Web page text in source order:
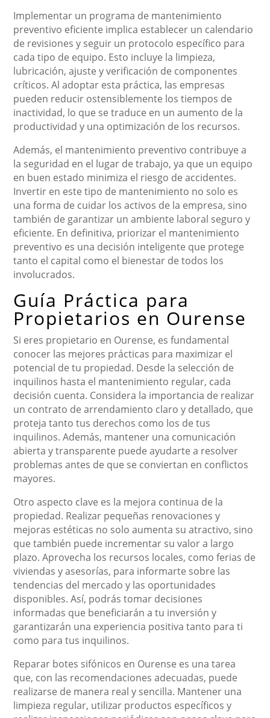
Implementar un programa de mantenimiento
preventivo eficiente implica establecer un calendario
de revisiones y seguir un protocolo específico para
cada tipo de equipo. Esto incluye la limpieza,
lubricación, ajuste y verificación de componentes
críticos. Al adoptar esta práctica, las empresas
pueden reducir ostensiblemente los tiempos de
inactividad, lo que se traduce en un aumento de la
productividad y una optimización de los recursos.
Además, el mantenimiento preventivo contribuye a
la seguridad en el lugar de trabajo, ya que un equipo
en buen estado minimiza el riesgo de accidentes.
Invertir en este tipo de mantenimiento no solo es
una forma de cuidar los activos de la empresa, sino
también de garantizar un ambiente laboral seguro y
eficiente. En definitiva, priorizar el mantenimiento
preventivo es una decisión inteligente que protege
tanto el capital como el bienestar de todos los
involucrados.
Guía Práctica para
Propietarios en Ourense
Si eres propietario en Ourense, es fundamental
conocer las mejores prácticas para maximizar el
potencial de tu propiedad. Desde la selección de
inquilinos hasta el mantenimiento regular, cada
decisión cuenta. Considera la importancia de realizar
un contrato de arrendamiento claro y detallado, que
proteja tanto tus derechos como los de tus
inquilinos. Además, mantener una comunicación
abierta y transparente puede ayudarte a resolver
problemas antes de que se conviertan en conflictos
mayores.
Otro aspecto clave es la mejora continua de la
propiedad. Realizar pequeñas renovaciones y
mejoras estéticas no solo aumenta su atractivo, sino
que también puede incrementar su valor a largo
plazo. Aprovecha los recursos locales, como ferias de
viviendas y asesorías, para informarte sobre las
tendencias del mercado y las oportunidades
disponibles. Así, podrás tomar decisiones
informadas que beneficiarán a tu inversión y
garantizarán una experiencia positiva tanto para ti
como para tus inquilinos.
Reparar botes sifónicos en Ourense es una tarea
que, con las recomendaciones adecuadas, puede
realizarse de manera real y sencilla. Mantener una
limpieza regular, utilizar productos específicos y